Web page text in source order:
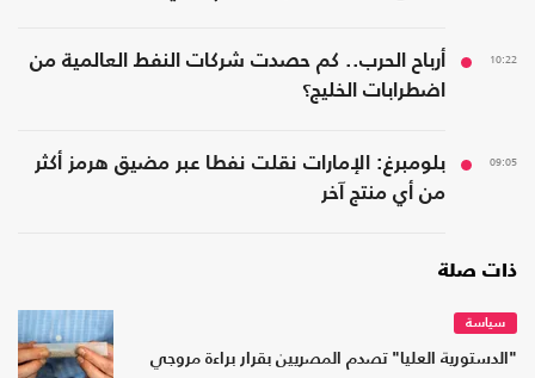
10:22
أرباح الحرب.. كم حصدت شركات النفط العالمية من
اضطرابات الخليج؟
09:05
بلومبرغ: الإمارات نقلت نفطا عبر مضيق هرمز أكثر
من أي منتج آخر
ذات صلة
سياسة
"الدستورية العليا" تصدم المصريين بقرار براءة مروجي